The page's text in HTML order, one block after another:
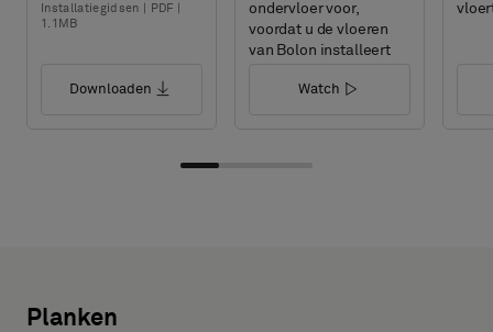
Installatiegidsen | PDF |
1.1MB
Downloaden
ondervloer voor,
voordat u de vloeren
van Bolon installeert
Watch
Planken